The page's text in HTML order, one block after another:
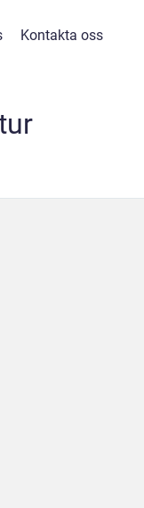
Kontakta oss